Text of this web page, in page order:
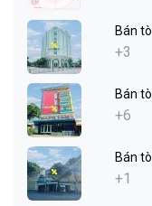
Bán
+3
Bán
+6
Bán
+1